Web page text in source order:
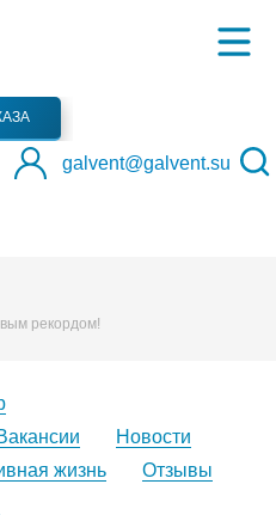
galvent@galvent.su
рекордом!
Новости
жизнь
Отзывы